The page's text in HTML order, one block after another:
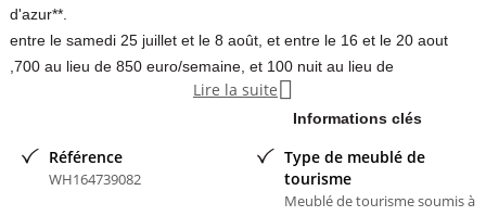
d'azur**.
entre le samedi 25 juillet et le 8 août, et entre le 16 et le 20 aout
,700 au lieu de 850 euro/semaine, et 100 nuit au lieu de
122,REDUCTION à la quinz.Jour d'arri
N'hésitez pas à nous contacter par mail ou tél. in English if you like.
Au coeur de la côte d'azur, entre Nice et Cannes, au sein d'un
grand espace arboré, vous pourrez vous détendre en famille ou
Lire la suite 
Informations clés
Référence
WH164739082
Type de meublé de
tourisme
Meublé de tourisme soumis à